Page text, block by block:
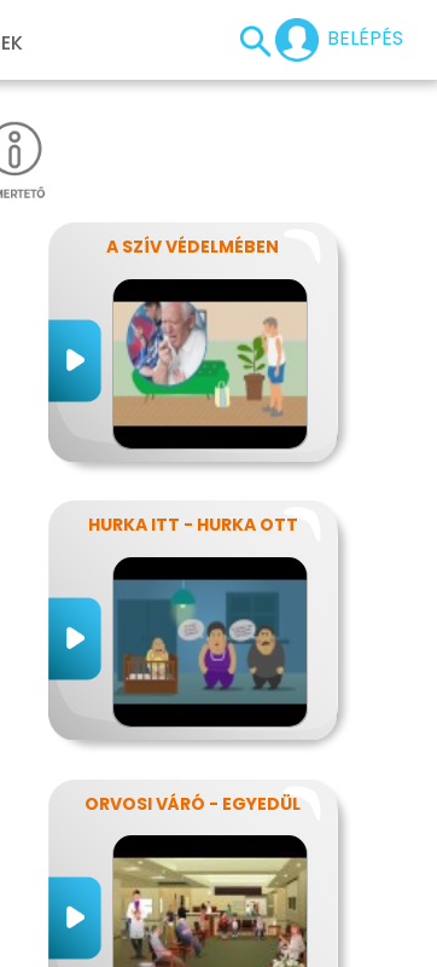
BELÉPÉS
A SZÍV VÉDELMÉBEN
HURKA ITT - HURKA OTT
ORVOSI VÁRÓ - EGYEDÜL